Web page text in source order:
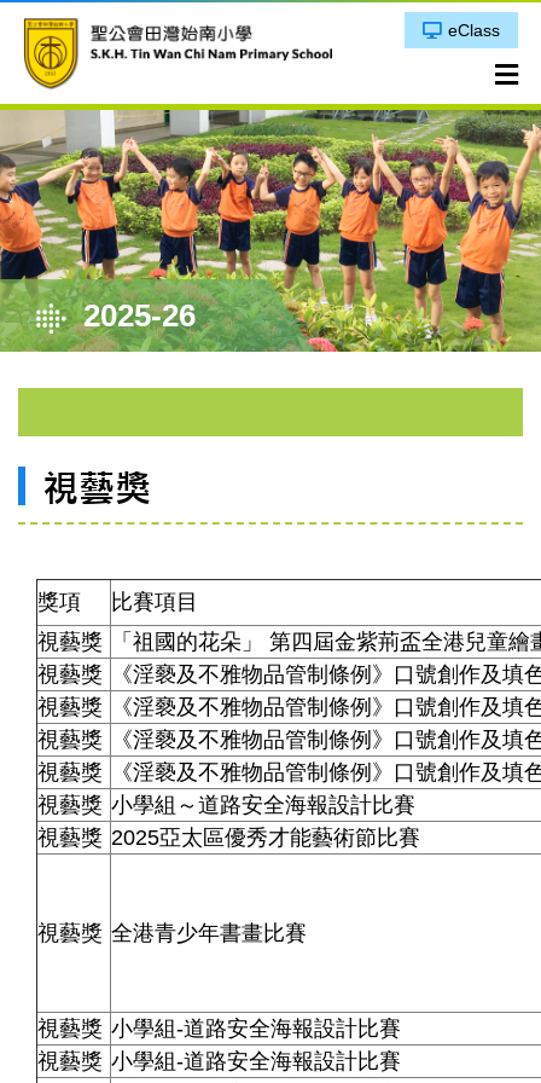
eClass
2025-26
視藝獎
獎項
比賽項目
視藝獎
「祖國的花朵」
第四屆金紫荊盃全港兒童繪
視藝獎
《淫褻及不雅物品管制條例》口號創作及填
視藝獎
《淫褻及不雅物品管制條例》口號創作及填
視藝獎
《淫褻及不雅物品管制條例》口號創作及填
視藝獎
《淫褻及不雅物品管制條例》口號創作及填
視藝獎 小學組～道路安全海報設計比賽
視藝獎 2025亞太區優秀才能藝術節比賽
視藝獎 全港青少年書畫比賽
視藝獎 小學組-道路安全海報設計比賽
視藝獎 小學組-道路安全海報設計比賽